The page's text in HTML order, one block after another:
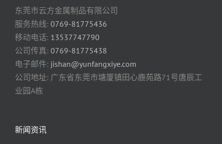
“科技创新，引领行业”是企业永恒的经营理念，本着“以
创新求发展，以质量求生存”的原则，坚持”用户至上，
质量第一、诚信为本、共同发展”的宗旨，秉承“自强不
息，努力超越”的企业发展精神，始终坚持“质量是企业
的生命”，云方锡业愿与您携手同行，力创美好明天！
东莞市云方金属制品有限公司